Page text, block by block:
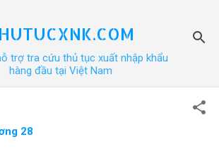
trợ tra cứu thủ tục xuất nhập khẩu
hàng đầu tại Việt Nam
28